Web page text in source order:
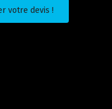
votre devis !